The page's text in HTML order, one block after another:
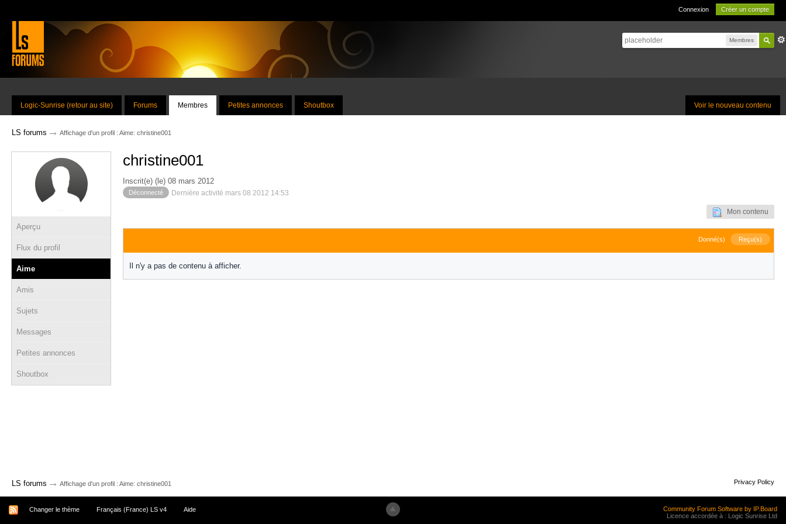
Connexion Créer un compte
Membres
Voir le nouveau contenu
Logic-Sunrise (retour au site) Forums Membres Petites annonces Shoutbox
LS forums → Affichage d'un profil : Aime: christine001
Aperçu
Flux du profil
Aime
Amis
Sujets
Messages
Petites annonces
Shoutbox
christine001
Inscrit(e) (le) 08 mars 2012
Déconnecté Dernière activité mars 08 2012 14:53
Mon contenu
Donné(s) Reçu(s)
Il n'y a pas de contenu à afficher.
LS forums → Affichage d'un profil : Aime: christine001 Privacy Policy
Changer le thème Français (France) LS v4 Aide
Community Forum Software by IP.Board
Licence accordée à : Logic Sunrise Ltd